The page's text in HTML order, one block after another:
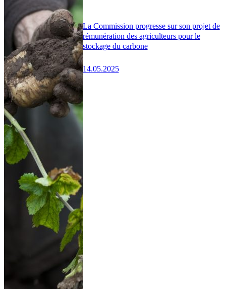
La Commission progresse sur son projet de
rémunération des agriculteurs pour le
stockage du carbone
14.05.2025